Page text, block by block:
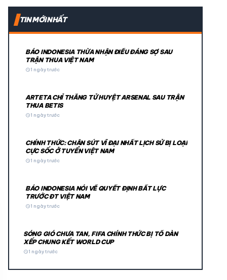
© 2026 TT24H
TIN MỚI NHẤT
BÁO INDONESIA THỪA NHẬN ĐIỀU ĐÁNG SỢ SAU
TRẬN THUA VIỆT NAM
schedule1 ngày trước
ARTETA CHỈ THẲNG TỬ HUYỆT ARSENAL SAU TRẬN
THUA BETIS
schedule1 ngày trước
CHÍNH THỨC: CHÂN SÚT VĨ ĐẠI NHẤT LỊCH SỬ BỊ LOẠI
CỰC SỐC Ở TUYỂN VIỆT NAM
schedule1 ngày trước
BÁO INDONESIA NÓI VỀ QUYẾT ĐỊNH BẤT LỰC
TRƯỚC ĐT VIỆT NAM
schedule1 ngày trước
SÓNG GIÓ CHƯA TAN, FIFA CHÍNH THỨC BỊ TỐ DÀN
XẾP CHUNG KẾT WORLD CUP
schedule1 ngày trước